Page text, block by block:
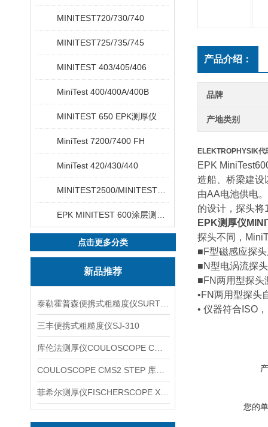
MINITEST720/730/740
MINITEST725/735/745
MINITEST 403/405/406
MiniTest 400/400A/400B
MINITEST 650 EPK测厚仪
MiniTest 7200/7400 FH
MiniTest 420/430/440
点击更多分类
新品推荐
三丰便携式粗糙度仪SJ-310
产品介绍：
品牌
产地类别
ELEKTROPHYSIK
EPK
造船、桥梁建设
由AA电池供电。
的设计，探头
EPK测厚仪
探头不同，
■F型磁感应探
■N型电涡流探
■FN两用型探头
•FN两用型探头
• 仪器符合ISO
您的